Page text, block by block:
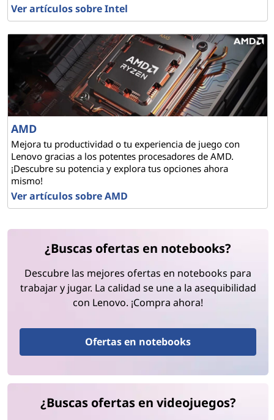
e
Ver artículos sobre Intel
AMD
Mejora tu productividad o tu experiencia de juego con
Lenovo gracias a los potentes procesadores de AMD.
¡Descubre su potencia y explora tus opciones ahora
mismo!
Ver artículos sobre AMD
¿Buscas ofertas en notebooks?
Descubre las mejores ofertas en notebooks para
trabajar y jugar. La calidad se une a la asequibilidad
con Lenovo. ¡Compra ahora!
Ofertas en notebooks
¿Buscas ofertas en videojuegos?